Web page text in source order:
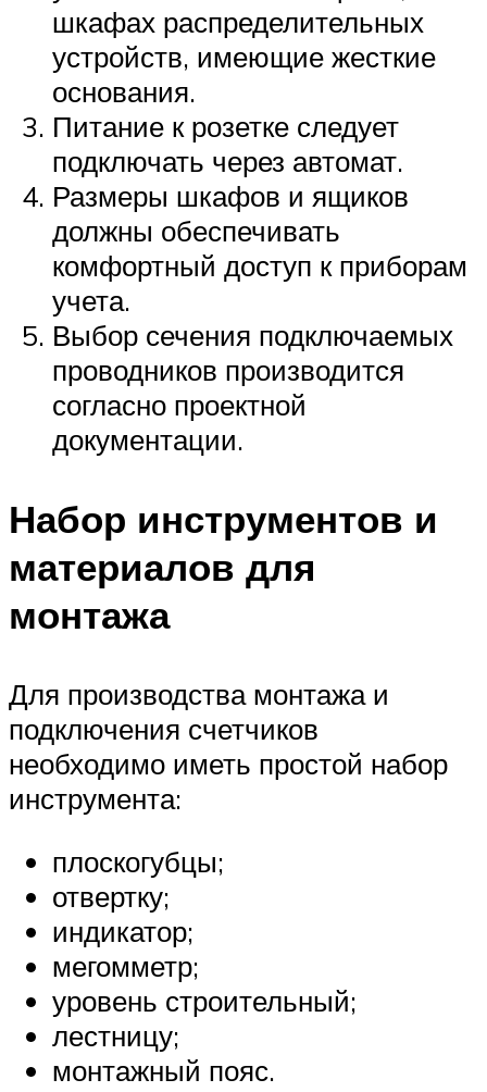
шкафах распределительных
устройств, имеющие жесткие
основания.
Питание к розетке следует
подключать через автомат.
Размеры шкафов и ящиков
должны обеспечивать
комфортный доступ к приборам
учета.
Выбор сечения подключаемых
проводников производится
согласно проектной
документации.
Набор инструментов и
материалов для
монтажа
Для производства монтажа и
подключения счетчиков
необходимо иметь простой набор
инструмента:
плоскогубцы;
отвертку;
индикатор;
мегомметр;
уровень строительный;
лестницу;
монтажный пояс.